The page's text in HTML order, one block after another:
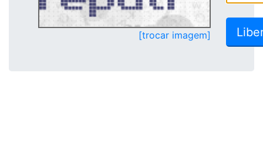
[trocar imagem]